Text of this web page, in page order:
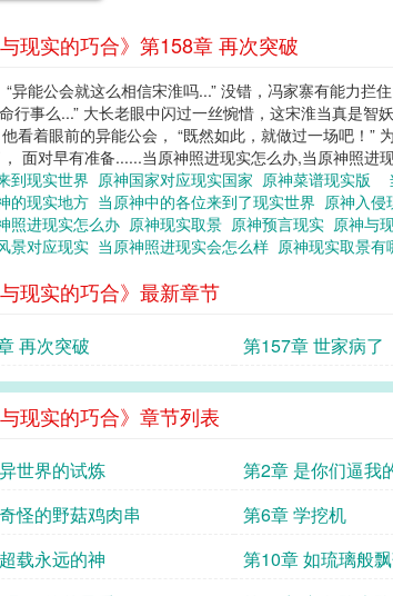
与现实的巧合》第158章 再次突破
“异能公会就这么相信宋淮吗...” 没错，冯家寨有能力
命行事么...” 大长老眼中闪过一丝惋惜，这宋淮当真是
看着眼前的异能公会， “既然如此，就做过一场吧！
面对早有准备......当原神照进现实怎么办,当原神照
到现实世界 原神国家对应现实国家 原神菜谱现实版
的现实地方 当原神中的各位来到了现实世界 原神入侵
照进现实怎么办 原神现实取景 原神预言现实 原神与
景对应现实 当原神照进现实会怎么样 原神现实取景有
与现实的巧合》最新章节
再次突破 第157章 世家病了
与现实的巧合》章节列表
世界的试炼 第2章 是你们逼我
怪的野菇鸡肉串
第6章 学挖机
载永远的神
第10章 如琉璃般